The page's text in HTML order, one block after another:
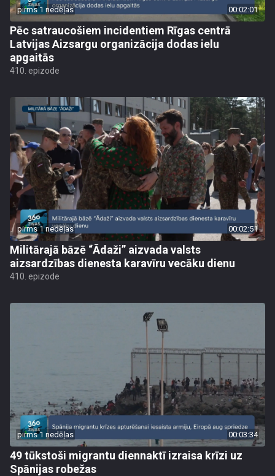
pirms 1 nedēļas 00:02:01
Pēc satraucošiem incidentiem Rīgas centrā
Latvijas Aizsargu organizācija dodas ielu
apgaitās
410. epizode
pirms 1 nedēļas 00:02:51
Militārajā bāzē “Ādaži” aizvada valsts
aizsardzības dienesta karavīru vecāku dienu
410. epizode
pirms 1 nedēļas 00:03:34
49 tūkstoši migrantu diennaktī izraisa krīzi uz
Spānijas robežas